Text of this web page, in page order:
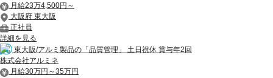
月給23万4,500円～
大阪府 東大阪
正社員
詳細を見る
東大阪/アルミ製品の「品質管理」 土日祝休 賞与年2回
株式会社アルミネ
月給30万円～35万円